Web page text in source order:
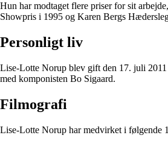
Hun har modtaget flere priser for sit
Showpris i 1995 og Karen Bergs
Personligt liv
Lise-Lotte Norup blev gift den 17. juli
med komponisten Bo Sigaard.
Filmografi
Lise-Lotte Norup har medvirket i følgende